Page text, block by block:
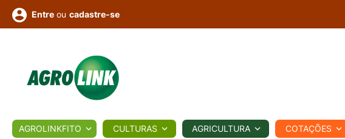
BIOLÓGICOS COTAÇÕES NOTÍCIAS AGROTEMPO REGIONAL
Entre ou cadastre-se
AGROLINKFITO CULTURAS AGRICULTURA COTAÇÕES